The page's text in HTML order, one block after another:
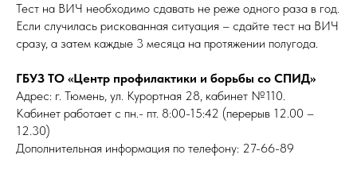
Тест на ВИЧ необходимо сдавать не реже одного раза в год.
Если случилась рискованная ситуация – сдайте тест на ВИЧ
сразу, а затем каждые 3 месяца на протяжении полугода.
ГБУЗ ТО «Центр профилактики и борьбы со СПИД»
Адрес: г. Тюмень, ул. Курортная 28, кабинет №110.
Кабинет работает с пн.- пт. 8:00-15:42 (перерыв 12.00 –
12.30)
Дополнительная информация по телефону: 27-66-89